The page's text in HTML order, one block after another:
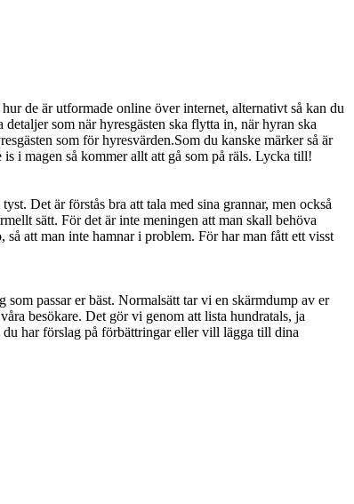
de är utformade online över internet, alternativt så kan du
som när hyresgästen ska flytta in, när hyran ska
som för hyresvärden.Som du kanske märker så är
i magen så kommer allt att gå som på räls. Lycka till!
Det är förstås bra att tala med sina grannar, men också
sätt. För det är inte meningen att man skall behöva
att man inte hamnar i problem. För har man fått ett visst
passar er bäst. Normalsätt tar vi en skärmdump av er
besökare. Det gör vi genom att lista hundratals, ja
har förslag på förbättringar eller vill lägga till dina